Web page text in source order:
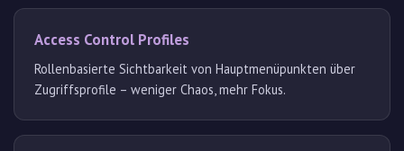
Access Control Profiles
Rollenbasierte Sichtbarkeit von Hauptmenüpunkten über
Zugriffsprofile – weniger Chaos, mehr Fokus.